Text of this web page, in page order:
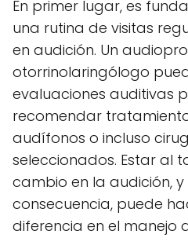
En primer lugar, es
una rutina de visitas
en audición. Un
otorrinolaringólogo
evaluaciones auditivas
recomendar
audífonos o incluso
seleccionados. Estar al
cambio en la audición,
consecuencia, puede
diferencia en el manejo